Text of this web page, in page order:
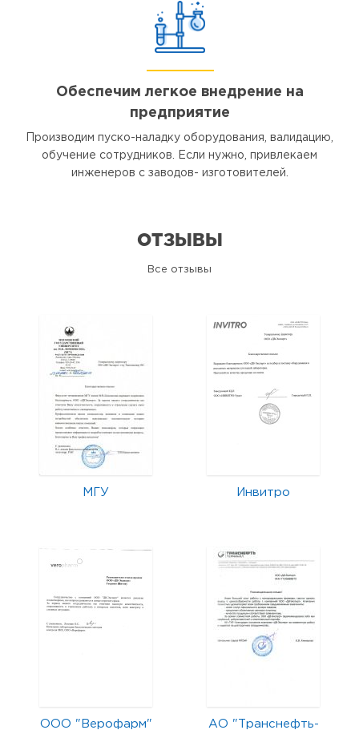
Обеспечим легкое внедрение на
предприятие
Производим пуско-наладку оборудования, валидацию,
обучение сотрудников. Если нужно, привлекаем
инженеров с заводов- изготовителей.
ОТЗЫВЫ
Все отзывы
МГУ Инвитро
ООО "Верофарм"
АО "Транснефть-